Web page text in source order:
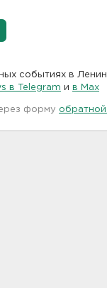
событиях в
в Telegram и в Maх
форму обратной